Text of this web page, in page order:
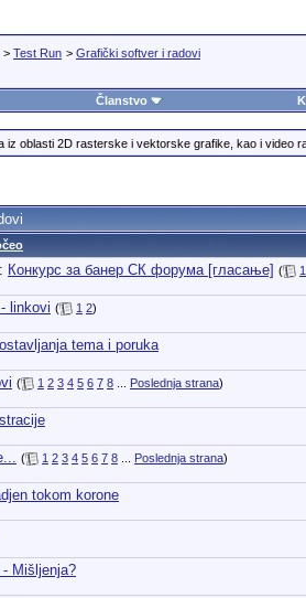
> Test Run > Grafički softver i radovi
Članstvo
iz oblasti 2D rasterske i vektorske grafike, kao i video
Конкурс за банер СК форума [гласање] (
1
linkovi ( 1 2)
tema i poruka
( 1 2 3 4 5 6 7 8... Poslednja strana)
( 1 2 3 4 5 6 7 8... Poslednja strana)
tokom korone
Mišljenja?